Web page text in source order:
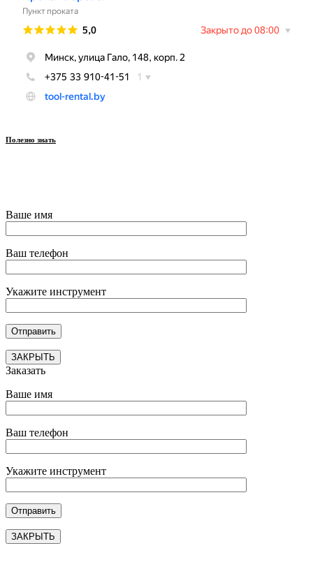
Полезно знать
Ваше имя
Ваш телефон
Укажите инструмент
ЗАКРЫТЬ
Заказать
Ваше имя
Ваш телефон
Укажите инструмент
ЗАКРЫТЬ